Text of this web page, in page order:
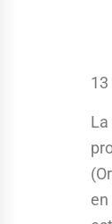
13